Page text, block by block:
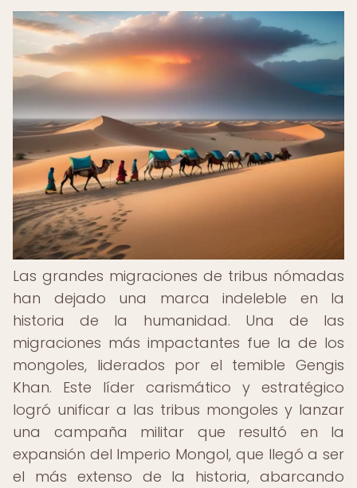
Las grandes migraciones de tribus nómadas
han dejado una marca indeleble en la
historia de la humanidad. Una de las
migraciones más impactantes fue la de los
mongoles, liderados por el temible Gengis
Khan. Este líder carismático y estratégico
logró unificar a las tribus mongoles y lanzar
una campaña militar que resultó en la
expansión del Imperio Mongol, que llegó a ser
el más extenso de la historia, abarcando